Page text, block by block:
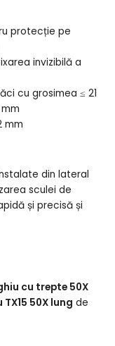
protecție pe
invizibilă a
cu grosimea ≤ 21
mm
din lateral
sculei de
și precisă și
cu trepte 50X
50X lung de